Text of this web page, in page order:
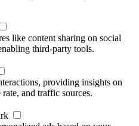
like content sharing on social
third-party tools.
providing insights on
and traffic sources.